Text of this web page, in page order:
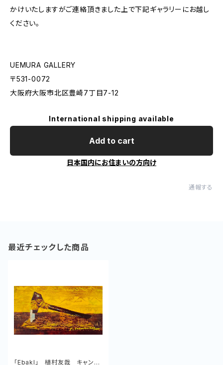
かけいたしますがご連絡頂きました上で下記ギャラリーにお越し
ください。
UEMURA GALLERY
〒531-0072
大阪府大阪市北区豊崎7丁目7-12
International shipping available
Add to cart
日本国内にお住まいの方向け
通報する
最近チェックした商品
「Ebakl」 植村友哉 キャンバ